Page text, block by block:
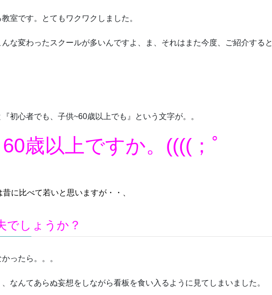
室です。とてもワクワクしました。
んな変わったスクールが多いんですよ、ま、それはまた今度、ご紹介すると
初心者でも、子供~60歳以上でも』という文字が。。
歳以上ですか。((((；ﾟ
に比べて若いと思いますが・・、
でしょうか？
ったら。。。
なんてあらぬ妄想をしながら看板を食い入るように見てしまいました。